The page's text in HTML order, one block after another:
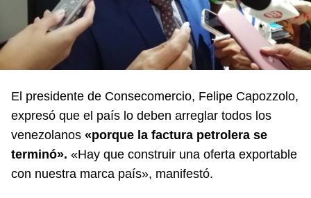
El presidente de Consecomercio, Felipe Capozzolo,
expresó que el país lo deben arreglar todos los
venezolanos «porque la factura petrolera se
terminó». «Hay que construir una oferta exportable
con nuestra marca país», manifestó.